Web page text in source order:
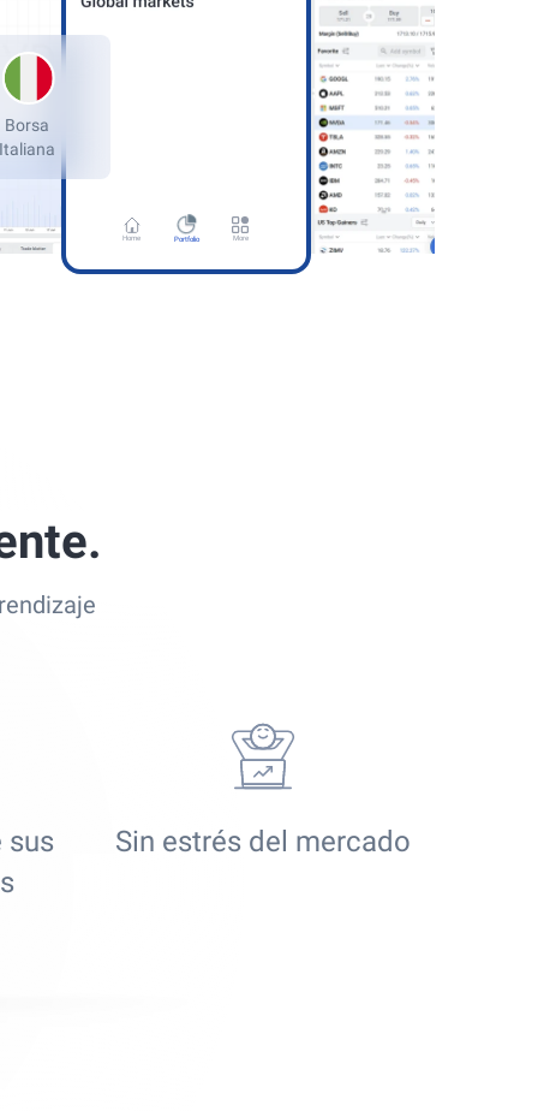
Home Portfolio More
Stock
sus
Sin estrés del mercado